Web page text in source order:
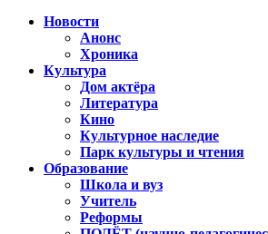
Новости
Анонс
Хроника
Культура
Дом актёра
Литература
Кино
Культурное наследие
Парк культуры и чтения
Образование
Школа и вуз
Учитель
Реформы